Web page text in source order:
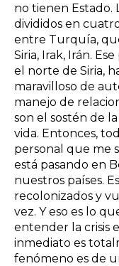
no tienen Estado.
divididos en
entre Turquía,
Siria, Irak, Irán.
el norte de Siria,
maravilloso de
manejo de
son el sostén de
vida. Entonces,
personal que me
está pasando en
nuestros países.
recolonizados y
vez. Y eso es lo
entender la crisis
inmediato es
fenómeno es de